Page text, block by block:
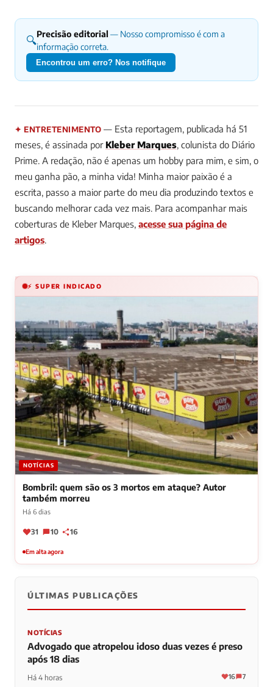
🔍Precisão editorial — Nosso compromisso é com a
informação correta.
Encontrou um erro? Nos notifique
✦ ENTRETENIMENTO — Esta reportagem, publicada há 51
meses, é assinada por Kleber Marques, colunista do Diário
Prime. A redação, não é apenas um hobby para mim, e sim, o
meu ganha pão, a minha vida! Minha maior paixão é a
escrita, passo a maior parte do meu dia produzindo textos e
buscando melhorar cada vez mais. Para acompanhar mais
coberturas de Kleber Marques, acesse sua página de
artigos.
⚡ SUPER INDICADO
NOTÍCIAS
Bombril: quem são os 3 mortos em ataque? Autor
também morreu
Há 6 dias
31 10 16
Em alta agora
ÚLTIMAS PUBLICAÇÕES
NOTÍCIAS
Advogado que atropelou idoso duas vezes é preso
após 18 dias
Há 4 horas 16 7